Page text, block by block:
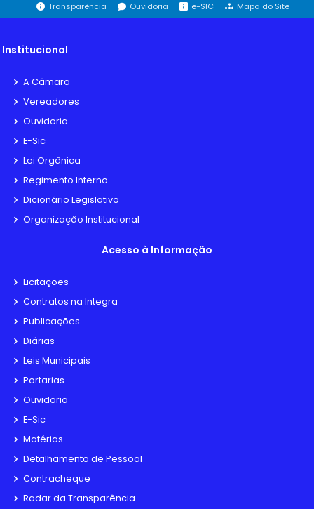
Transparência Ouvidoria e-SIC Mapa do Site
Institucional
A Câmara
Vereadores
Ouvidoria
E-Sic
Lei Orgânica
Regimento Interno
Dicionário Legislativo
Organização Institucional
Acesso à Informação
Licitações
Contratos na Integra
Publicações
Diárias
Leis Municipais
Portarias
Ouvidoria
E-Sic
Matérias
Detalhamento de Pessoal
Contracheque
Radar da Transparência